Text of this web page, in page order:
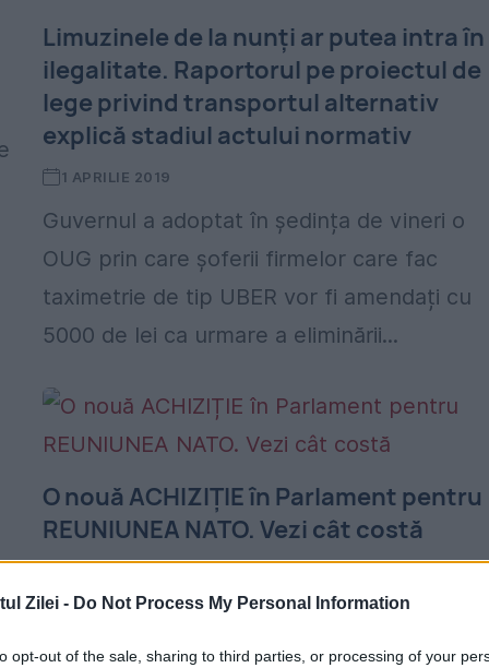
Zilei - Do Not Process My Personal Information
opt-out of the sale, sharing to third parties, or processing of your
Limuzinele de la nunți ar putea intra în
ilegalitate. Raportorul pe proiectul de
lege privind transportul alternativ
explică stadiul actului normativ
1 APRILIE 2019
Guvernul a adoptat în ședința de vineri o
OUG prin care șoferii firmelor care fac
taximetrie de tip UBER vor fi amendați cu
5000 de lei ca urmare a eliminării...
O nouă ACHIZIȚIE în Parlament pentru
REUNIUNEA NATO. Vezi cât costă
Camera Deputaţilor cumpără un sistem
pentru traducerea conferinţelor de presa,